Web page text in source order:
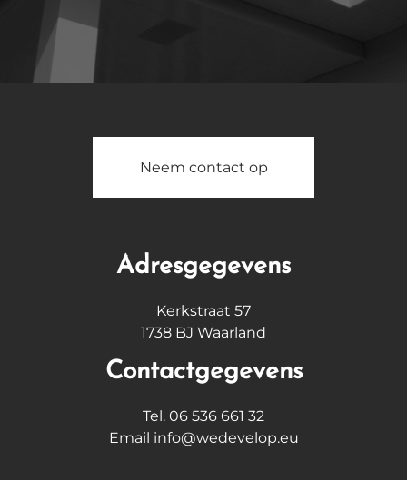
Neem contact op
Adresgegevens
Kerkstraat 57
1738 BJ Waarland
Contactgegevens
Tel. 06 536 661 32
Email info@wedevelop.eu